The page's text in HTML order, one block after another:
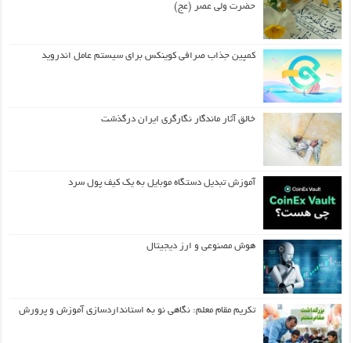
حضرت ولی عصر (عج)
کمپین جذاب صرافی کوینکس برای سیستم عامل اندروید
خالق آثار ماندگار نگارگری ایران درگذشت
آموزش تبدیل دستگاه موبایل به یک کیف‌ پول سرد
هوش مصنوعی و ارز دیجیتال
تکریم مقام معلم: نگاهی نو به استانداردسازی آموزش و پرورش